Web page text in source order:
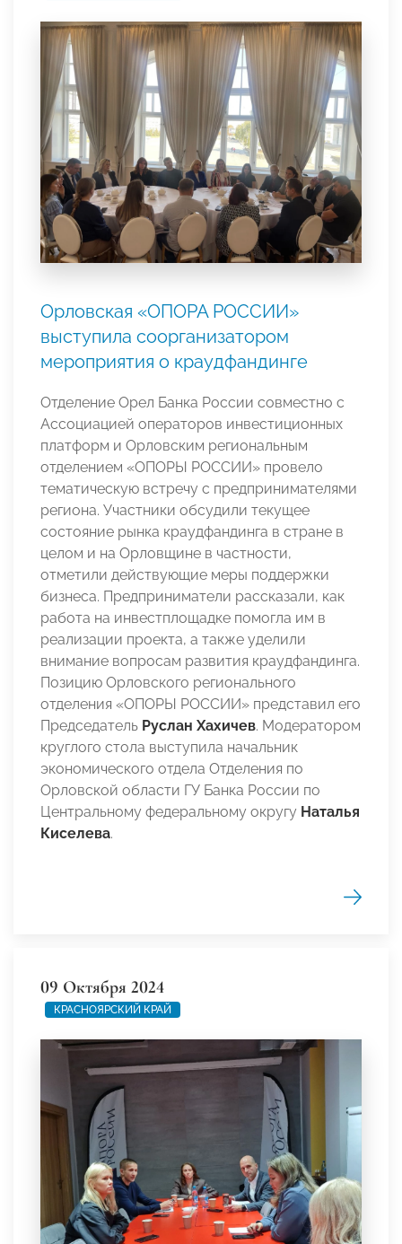
Орловская «ОПОРА РОССИИ»
выступила соорганизатором
мероприятия о краудфандинге
Отделение Орел Банка России совместно с
Ассоциацией операторов инвестиционных
платформ и Орловским региональным
отделением «ОПОРЫ РОССИИ» провело
тематическую встречу с предпринимателями
региона. Участники обсудили текущее
состояние рынка краудфандинга в стране в
целом и на Орловщине в частности,
отметили действующие меры поддержки
бизнеса. Предприниматели рассказали, как
работа на инвестплощадке помогла им в
реализации проекта, а также уделили
внимание вопросам развития краудфандинга.
Позицию Орловского регионального
отделения «ОПОРЫ РОССИИ» представил его
Председатель Руслан Хахичев. Модератором
круглого стола выступила начальник
экономического отдела Отделения по
Орловской области ГУ Банка России по
Центральному федеральному округу Наталья
Киселева.
09 Октября 2024
КРАСНОЯРСКИЙ КРАЙ